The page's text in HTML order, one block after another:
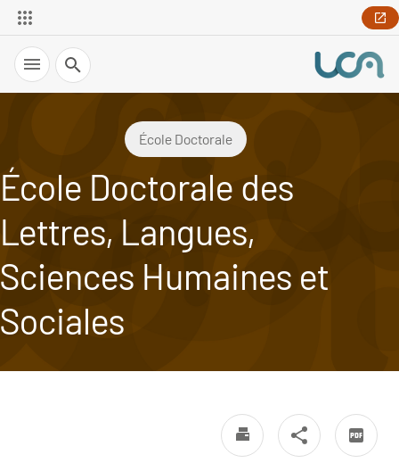
Recherche
École Doctorale
École Doctorale des
Lettres, Langues,
Sciences Humaines et
Sociales